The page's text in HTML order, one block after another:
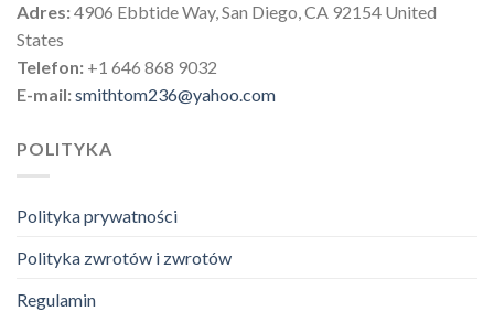
Adres:4906 Ebbtide Way, San Diego, CA 92154 United
States
Telefon: +1 646 868 9032
E-mail:smithtom236@yahoo.com
POLITYKA
Polityka prywatności
Polityka zwrotów i zwrotów
Regulamin